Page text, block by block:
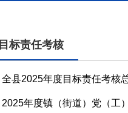
目标责任考核
全县2025年度目标责任考核
2025年度镇（街道）党（工